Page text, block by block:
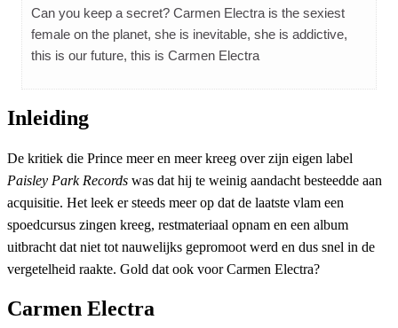
Can you keep a secret? Carmen Electra is the sexiest
female on the planet, she is inevitable, she is addictive,
this is our future, this is Carmen Electra
Inleiding
De kritiek die Prince meer en meer kreeg over zijn eigen label
Paisley Park Records was dat hij te weinig aandacht besteedde aan
acquisitie. Het leek er steeds meer op dat de laatste vlam een
spoedcursus zingen kreeg, restmateriaal opnam en een album
uitbracht dat niet tot nauwelijks gepromoot werd en dus snel in de
vergetelheid raakte. Gold dat ook voor Carmen Electra?
Carmen Electra